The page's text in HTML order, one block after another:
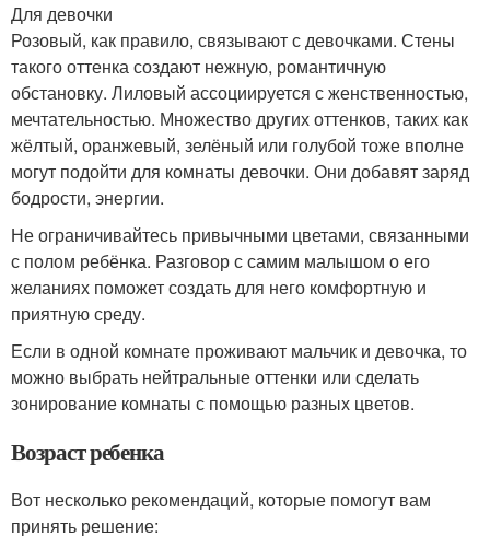
Для девочки
Розовый, как правило, связывают с девочками. Стены
такого оттенка создают нежную, романтичную
обстановку. Лиловый ассоциируется с женственностью,
мечтательностью. Множество других оттенков, таких как
жёлтый, оранжевый, зелёный или голубой тоже вполне
могут подойти для комнаты девочки. Они добавят заряд
бодрости, энергии.
Не ограничивайтесь привычными цветами, связанными
с полом ребёнка. Разговор с самим малышом о его
желаниях поможет создать для него комфортную и
приятную среду.
Если в одной комнате проживают мальчик и девочка, то
можно выбрать нейтральные оттенки или сделать
зонирование комнаты с помощью разных цветов.
Возраст ребенка
Вот несколько рекомендаций, которые помогут вам
принять решение: